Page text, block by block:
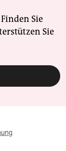
Sie
Sie